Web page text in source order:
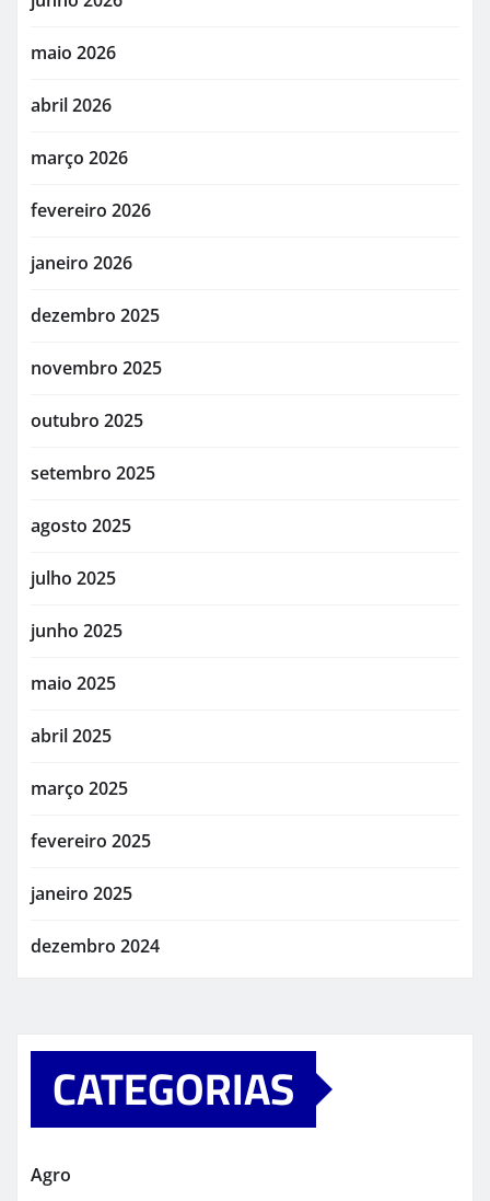
maio 2026
abril 2026
março 2026
fevereiro 2026
janeiro 2026
dezembro 2025
novembro 2025
outubro 2025
setembro 2025
agosto 2025
julho 2025
junho 2025
maio 2025
abril 2025
março 2025
fevereiro 2025
janeiro 2025
dezembro 2024
CATEGORIAS
Agro